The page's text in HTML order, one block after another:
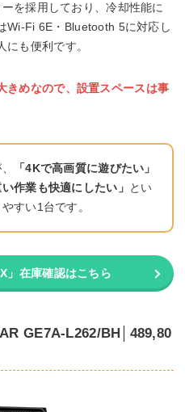
を採用しており、冷却性能に
Wi-Fi 6E・Bluetooth 5に対応し
も便利です。
きめなので、設置スペースは事
「4Kで高画質に遊びたい」
作業も快適にしたい」 とい
すい1台です。
」在庫確認はこちら
GE7A-L262/BH│489,80